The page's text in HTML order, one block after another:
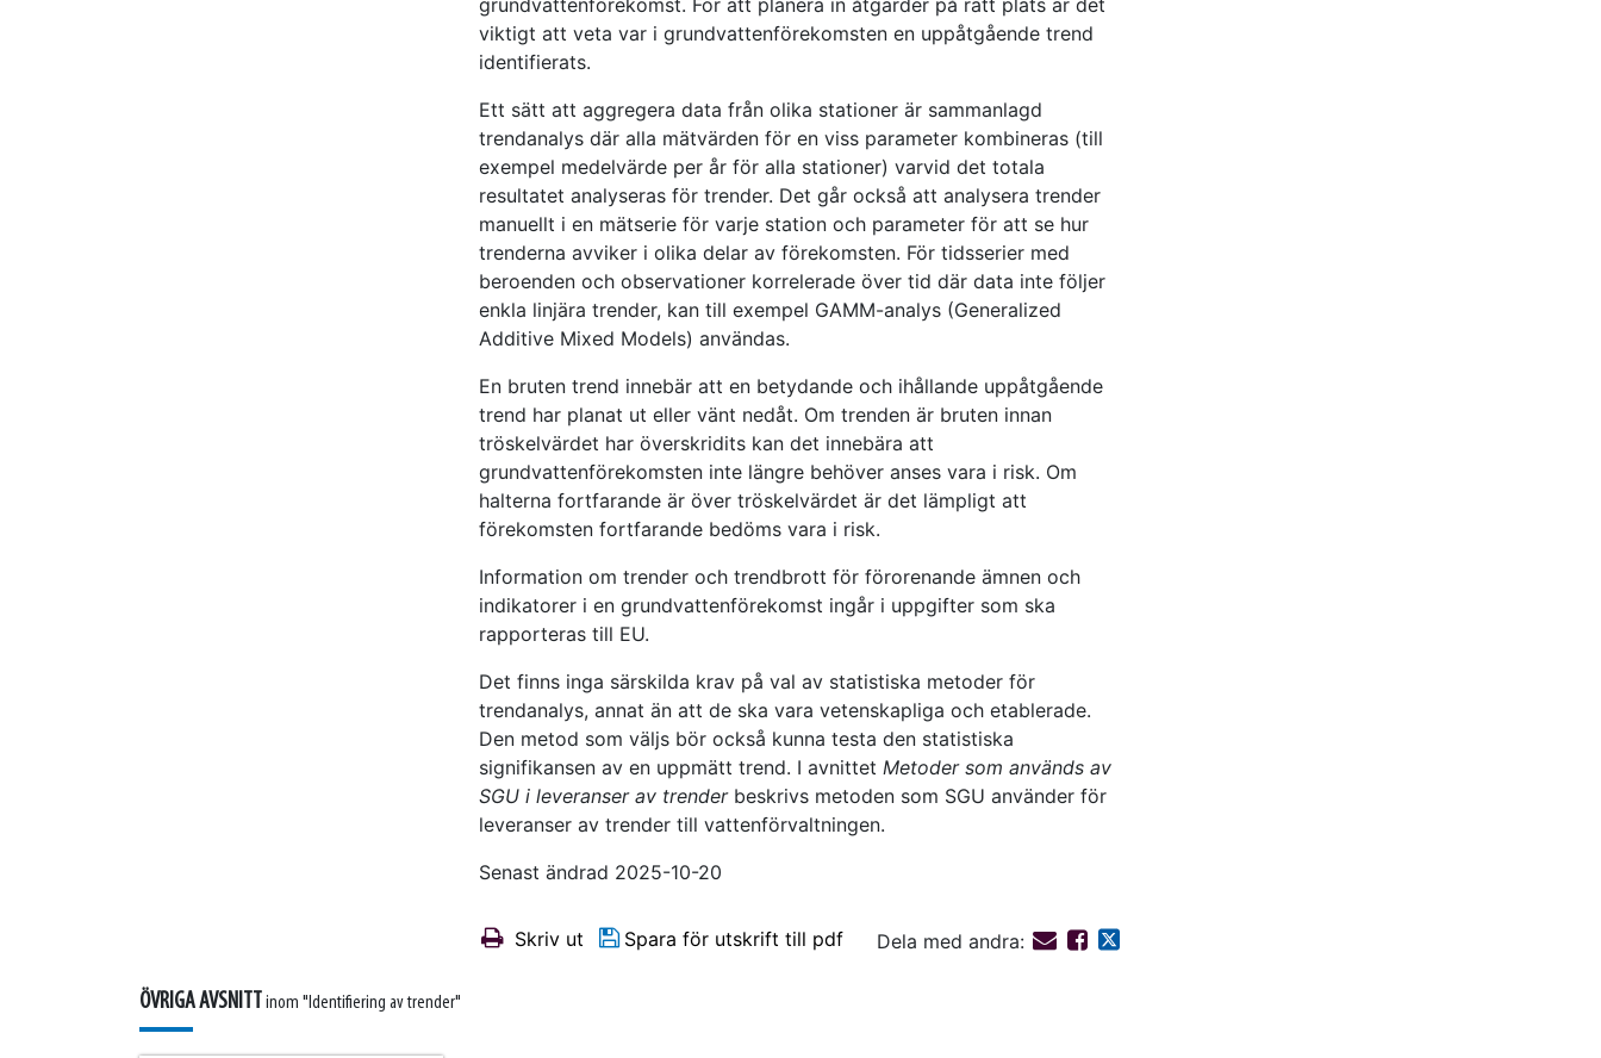
viktigt att veta var i grundvattenförekomsten en uppåtgående trend
identifierats.
Ett sätt att aggregera data från olika stationer är sammanlagd
trendanalys där alla mätvärden för en viss parameter kombineras (till
exempel medelvärde per år för alla stationer) varvid det totala
resultatet analyseras för trender. Det går också att analysera trender
manuellt i en mätserie för varje station och parameter för att se hur
trenderna avviker i olika delar av förekomsten. För tidsserier med
beroenden och observationer korrelerade över tid där data inte följer
enkla linjära trender, kan till exempel GAMM-analys (Generalized
Additive Mixed Models) användas.
En bruten trend innebär att en betydande och ihållande uppåtgående
trend har planat ut eller vänt nedåt. Om trenden är bruten innan
tröskelvärdet har överskridits kan det innebära att
grundvattenförekomsten inte längre behöver anses vara i risk. Om
halterna fortfarande är över tröskelvärdet är det lämpligt att
förekomsten fortfarande bedöms vara i risk.
Information om trender och trendbrott för förorenande ämnen och
indikatorer i en grundvattenförekomst ingår i uppgifter som ska
rapporteras till EU.
Det finns inga särskilda krav på val av statistiska metoder för
trendanalys, annat än att de ska vara vetenskapliga och etablerade.
Den metod som väljs bör också kunna testa den statistiska
signifikansen av en uppmätt trend. I avnittet Metoder som används av
SGU i leveranser av trenderbeskrivs metoden som SGU använder för
leveranser av trender till vattenförvaltningen.
Senast ändrad 2025-10-20
Skriv ut Spara för utskrift till pdf Dela med andra:
ÖVRIGA AVSNITTinom "Identifiering av trender"